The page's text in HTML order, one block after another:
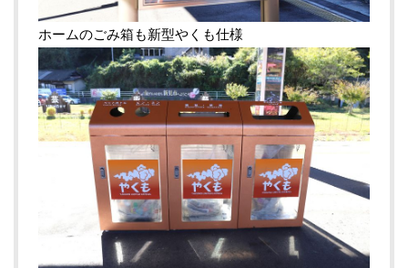
ホームのごみ箱も新型やくも仕様